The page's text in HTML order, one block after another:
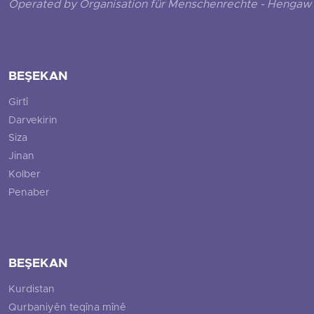
Operated by Organisation für Menschenrechte -
BEŞEKAN
Girtî
Darvekirin
Siza
Jinan
Kolber
Penaber
BEŞEKAN
Kurdistan
Qurbaniyên teqîna mînê